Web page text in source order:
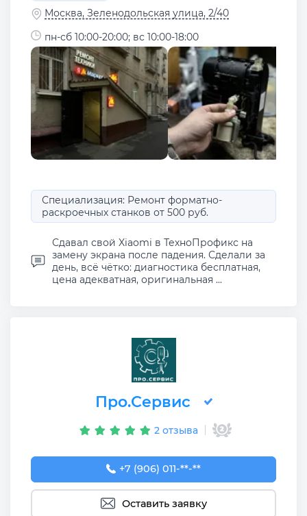
Москва, Зеленодольская улица, 2/40
пн-сб 10:00-20:00; вс 10:00-18:00
Специализация: Ремонт форматно-
раскроечных станков от 500 руб.
Сдавал свой Xiaomi в ТехноПрофикс на
замену экрана после падения. Сделали за
день, всё чётко: диагностика бесплатная,
цена адекватная, оригинальная ...
Про.Сервис
2 отзыва
+7 (906) 011-11-90
+7 (906) 011-**-**
Оставить заявку